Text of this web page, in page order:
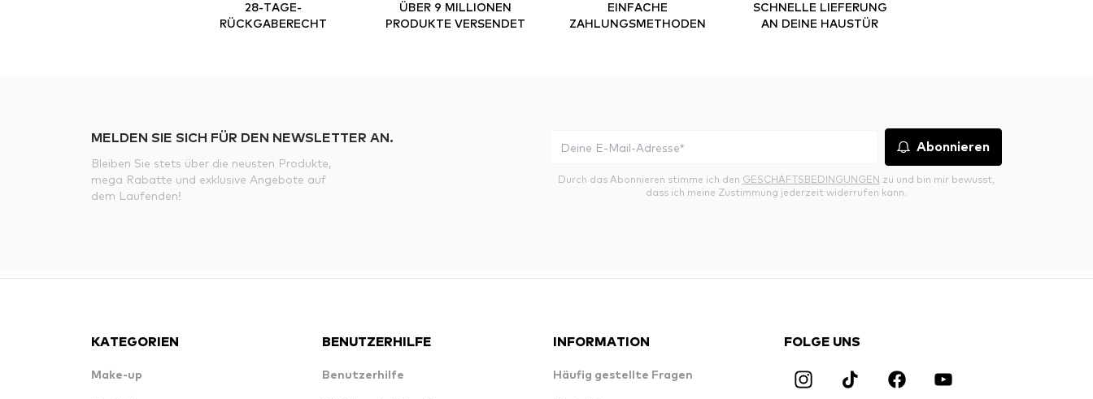
28-TAGE-
RÜCKGABERECHT
ÜBER 9 MILLIONEN
PRODUKTE VERSENDET
EINFACHE
ZAHLUNGSMETHODEN
SCHNELLE LIEFERUNG
AN DEINE HAUSTÜR
MELDEN SIE SICH FÜR DEN NEWSLETTER AN.
Bleiben Sie stets über die neusten Produkte,
mega Rabatte und exklusive Angebote auf
dem Laufenden!
Abonnieren
Durch das Abonnieren stimme ich den GESCHÄFTSBEDINGUNGEN zu und bin mir bewusst,
dass ich meine Zustimmung jederzeit widerrufen kann.
KATEGORIEN
Make-up
BENUTZERHILFE
Benutzerhilfe
INFORMATION
Häufig gestellte Fragen
FOLGE UNS